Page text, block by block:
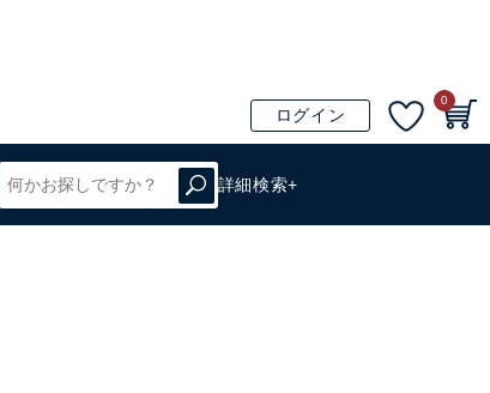
ログイン
0
詳細検索+